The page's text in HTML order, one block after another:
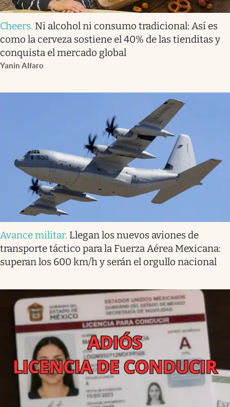
Cheers. Ni alcohol ni consumo tradicional: Así es
como la cerveza sostiene el 40% de las tienditas y
conquista el mercado global
Yanin Alfaro
Avance militar. Llegan los nuevos aviones de
transporte táctico para la Fuerza Aérea Mexicana:
superan los 600 km/h y serán el orgullo nacional